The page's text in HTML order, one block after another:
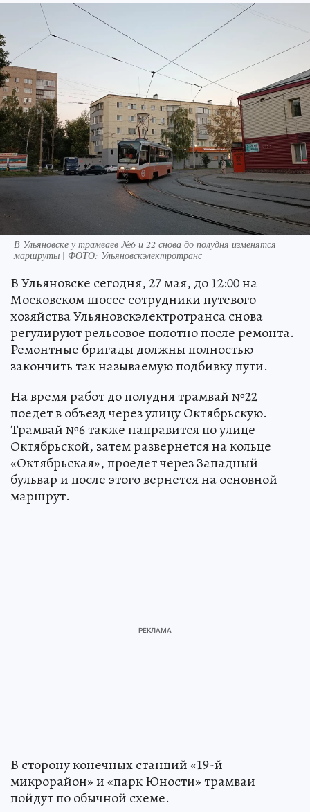
В Ульяновске у трамваев №6 и 22 снова до полудня изменятся
маршруты | ФОТО: Ульяновскэлектротранс
В Ульяновске сегодня, 27 мая, до 12:00 на
Московском шоссе сотрудники путевого
хозяйства Ульяновскэлектротранса снова
регулируют рельсовое полотно после ремонта.
Ремонтные бригады должны полностью
закончить так называемую подбивку пути.
На время работ до полудня трамвай №22
поедет в объезд через улицу Октябрьскую.
Трамвай №6 также направится по улице
Октябрьской, затем развернется на кольце
«Октябрьская», проедет через Западный
бульвар и после этого вернется на основной
маршрут.
В сторону конечных станций «19-й
микрорайон» и «парк Юности» трамваи
пойдут по обычной схеме.